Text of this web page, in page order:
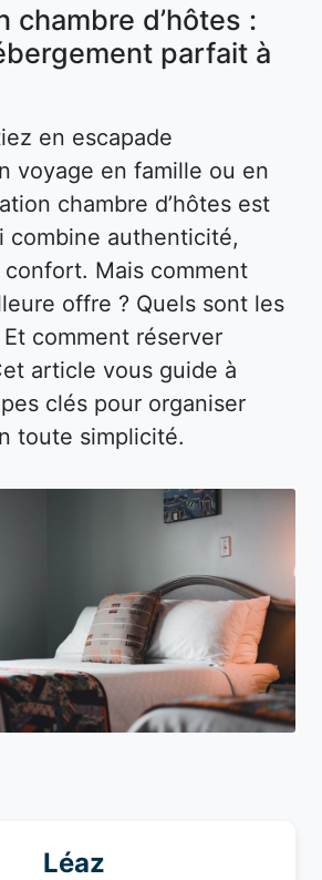
chambre d’hôtes :
parfait à
en escapade
voyage en famille ou en
chambre d’hôtes est
combine authenticité,
Mais comment
offre ? Quels sont les
comment réserver
article vous guide à
clés pour organiser
toute simplicité.
Léaz